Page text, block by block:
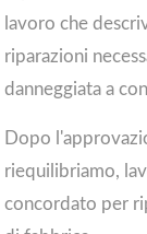
lavoro che
riparazioni
danneggiata a
Dopo
riequilibriamo,
concordato per